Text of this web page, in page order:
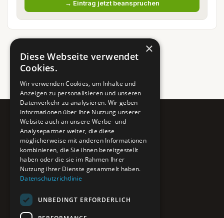
→ Eintrag jetzt beanspruchen
Pure BiH
Authentisches Bosnien & Herzegowina
Ein Teil des BTP Reise-Netzwerks.
POIs entdecken
Interaktive Karte
×
Diese Webseite verwendet
Cookies.
Wir verwenden Cookies, um Inhalte und
Anzeigen zu personalisieren und unseren
Datenverkehr zu analysieren. Wir geben
Informationen über Ihre Nutzung unserer
Website auch an unsere Werbe- und
Analysepartner weiter, die diese
möglicherweise mit anderen Informationen
kombinieren, die Sie ihnen bereitgestellt
haben oder die sie im Rahmen Ihrer
Nutzung ihrer Dienste gesammelt haben.
Datenschutzrichtlinie
UNBEDINGT ERFORDERLICH